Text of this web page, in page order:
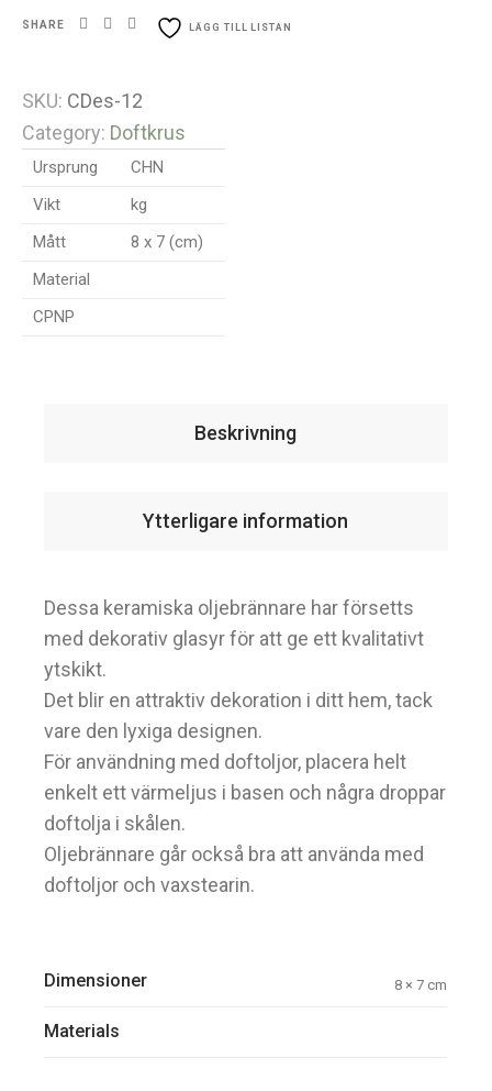
SHARE LÄGG TILL LISTAN
SKU: CDes-12
Category: Doftkrus
Ursprung
CHN
Vikt
kg
Mått
8 x 7 (cm)
Material
CPNP
Beskrivning
Ytterligare information
Dessa keramiska oljebrännare har försetts
med dekorativ glasyr för att ge ett kvalitativt
ytskikt.
Det blir en attraktiv dekoration i ditt hem, tack
vare den lyxiga designen.
För användning med doftoljor, placera helt
enkelt ett värmeljus i basen och några droppar
doftolja i skålen.
Oljebrännare går också bra att använda med
doftoljor och vaxstearin.
Dimensioner 8 × 7 cm
Materials